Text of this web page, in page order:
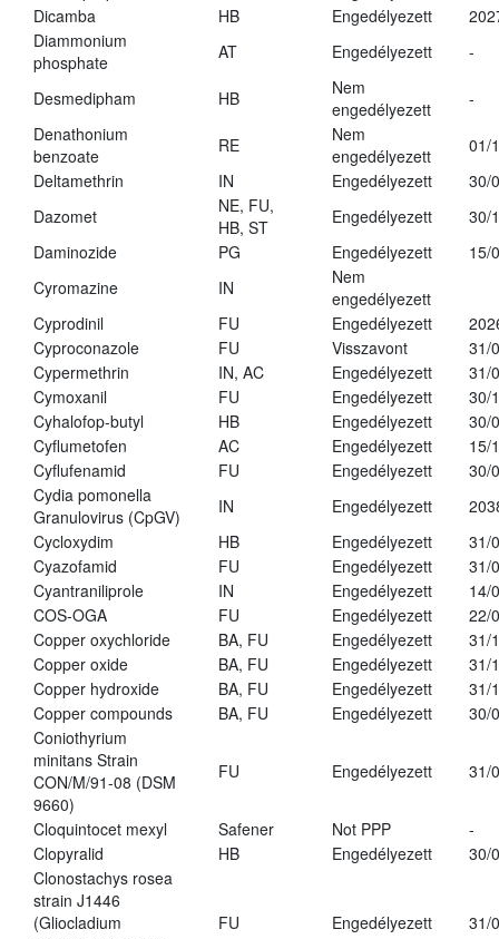
Dicamba
HB Engedélyezett
Diammonium
phosphate
AT Engedélyezett -
Desmedipham HB
Nem
engedélyezett
-
Denathonium
benzoate
RE
Nem
engedélyezett
01/
Deltamethrin
IN Engedélyezett
30/
Dazomet
NE, FU,
HB, ST
Engedélyezett
30/
Daminozide
PG Engedélyezett
15/
Cyromazine
IN
Nem
engedélyezett
Cyprodinil
FU Engedélyezett
Cyproconazole
FU Visszavont
31/
Cypermethrin
IN, AC Engedélyezett
31/
Cymoxanil
FU Engedélyezett
30/
Cyhalofop-butyl
HB Engedélyezett
30/
Cyflumetofen
AC Engedélyezett
15/
Cyflufenamid
FU Engedélyezett
30/
Cydia pomonella
Granulovirus (CpGV)
IN Engedélyezett
Cycloxydim
HB Engedélyezett
31/
Cyazofamid
FU Engedélyezett
31/
Cyantraniliprole
IN Engedélyezett
14/
COS-OGA
FU Engedélyezett
22/
Copper oxychloride
BA, FU Engedélyezett
31/
Copper oxide
BA, FU Engedélyezett
31/
Copper hydroxide
BA, FU Engedélyezett
31/
Copper compounds
BA, FU Engedélyezett
30/
Coniothyrium
minitans Strain
CON/M/91-08 (DSM
9660)
FU Engedélyezett 31/
Cloquintocet mexyl Safener Not PPP
-
Clopyralid
HB Engedélyezett
30/
Clonostachys rosea
strain J1446
(Gliocladium
FU Engedélyezett 31/